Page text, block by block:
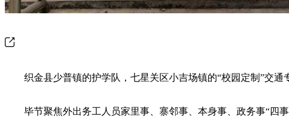
织金县少普镇的护学队，七星关区小吉场镇的“校园定制”交通
毕节聚焦外出务工人员家里事、寨邻事、本身事、政务事“四事